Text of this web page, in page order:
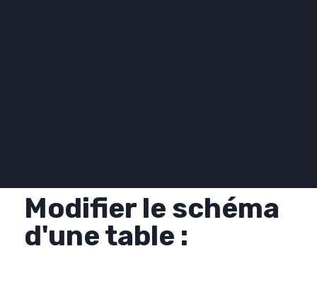
Modifier le schéma
d'une table :